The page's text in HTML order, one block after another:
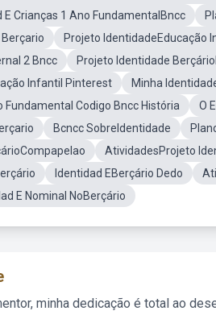
E Crianças 1 Ano FundamentalBncc
Projeto IdentidadeEducação
2 Bncc
Projeto Identidade BerçárioII
Infantil Pinterest
Minha
Fundamental Codigo Bncc História
O
Bcncc SobreIdentidade
AtividadesProjeto
Identidad EBerçário Dedo
E Nominal NoBerçário
minha dedicação é total ao